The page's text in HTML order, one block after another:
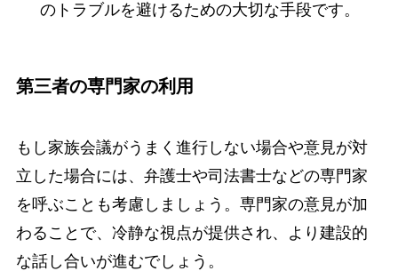
のトラブルを避けるための大切な手段です。
第三者の専門家の利用
もし家族会議がうまく進行しない場合や意見が対
立した場合には、弁護士や司法書士などの専門家
を呼ぶことも考慮しましょう。専門家の意見が加
わることで、冷静な視点が提供され、より建設的
な話し合いが進むでしょう。